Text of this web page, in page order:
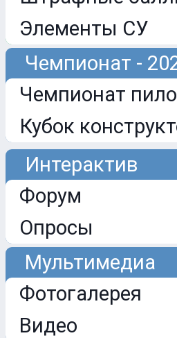
Элементы СУ
Чемпионат -
Чемпионат
Кубок
Интерактив
Форум
Опросы
Мультимедиа
Фотогалерея
Видео